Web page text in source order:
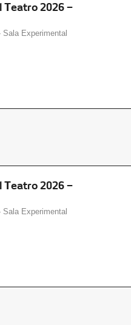
Teatro 2026 –
Sala Experimental
Teatro 2026 –
Sala Experimental